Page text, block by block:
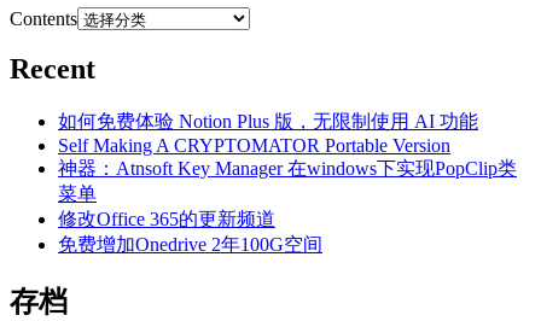
Contents
Recent
如何免费体验 Notion Plus 版，无限制使用 AI 功能
Self Making A CRYPTOMATOR Portable Version
神器：Atnsoft Key Manager 在windows下实现PopClip类
菜单
修改Office 365的更新频道
免费增加Onedrive 2年100G空间
存档